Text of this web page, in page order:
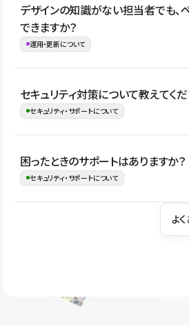
ない段階でも、お問い合わせください。
お問合せはこちら
公開ページ数、バージョン履歴の期間、
管理の有無などがプランごとに異なりま
ージをご覧ください。
デザインの知識がない担当者でも、
できますか？
運用・更新について
はい。CMSやコンポーネントを活用して
ことで、デザインを崩しにくい状態で運
ながらレイアウトに影響を与えずに更新
す。
セキュリティ対策について教えてくだ
セキュリティ・サポートについて
Studioでは、公開サイトやサービスを安
の暗号化、データ保護、アクセス管理、
はSSL/TLSによる通信暗号化に対応して
困ったときのサポートはありますか？
セキュリティ・サポートについて
操作方法や機能については、ヘルプセン
ユーザー同士で質問・相談できるコミュ
よ